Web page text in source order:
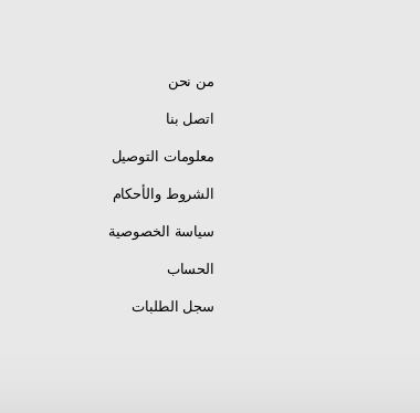
من نحن
اتصل بنا
معلومات التوصيل
الشروط والأحكام
سياسة الخصوصية
الحساب
سجل الطلبات